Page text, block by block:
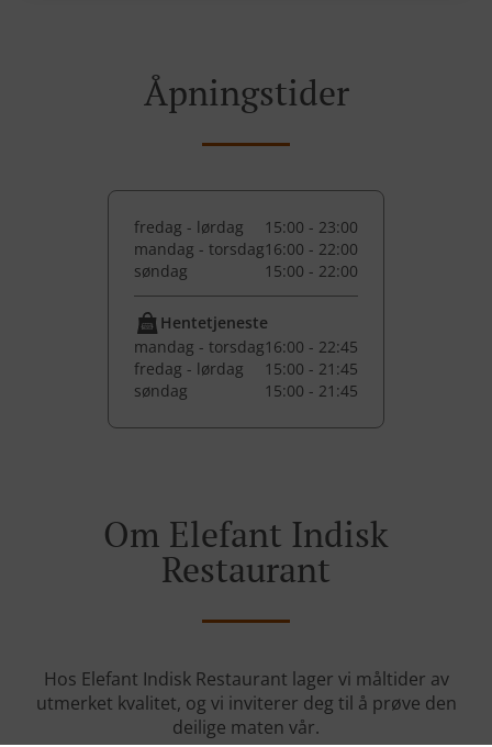
Åpningstider
fredag - lørdag
15:00 - 23:00
mandag - torsdag16:00 - 22:00
søndag
15:00 - 22:00
Hentetjeneste
mandag - torsdag16:00 - 22:45
fredag - lørdag
15:00 - 21:45
søndag
15:00 - 21:45
Om Elefant Indisk
Restaurant
Hos Elefant Indisk Restaurant lager vi måltider av
utmerket kvalitet, og vi inviterer deg til å prøve den
deilige maten vår.